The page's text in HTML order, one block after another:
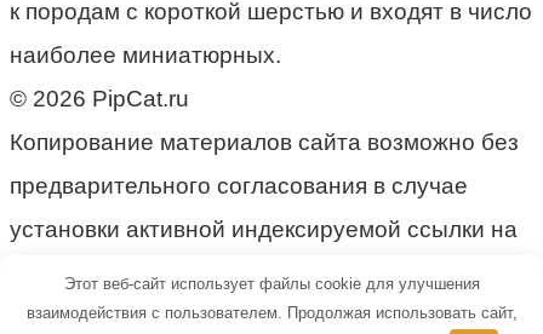
к породам с короткой шерстью и входят в число
наиболее миниатюрных.
© 2026 PipCat.ru
Копирование материалов сайта возможно без
предварительного согласования в случае
установки активной индексируемой ссылки на
наш сайт.Этот веб-сайт использует файлы cookie для улучшения
взаимодействия с пользователем. Продолжая использовать сайт,